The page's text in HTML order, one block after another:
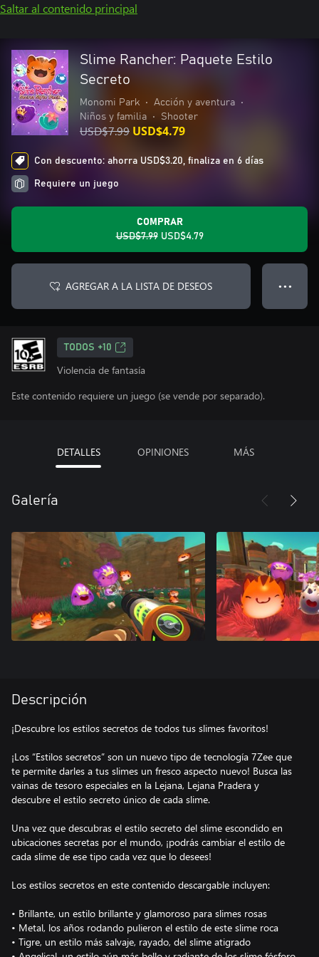
Saltar al contenido principal
Slime Rancher: Paquete Estilo
Secreto
Monomi Park • Acción y aventura
•
Niños y familia
• Shooter
USD$7.99 USD$4.79
Con descuento: ahorra USD$3.20, finaliza en 6 días
Requiere un juego
COMPRAR
USD$7.99 USD$4.79
AGREGAR A LA LISTA DE DESEOS ● ● ●
TODOS +10
Violencia de fantasía
Este contenido requiere un juego (se vende por separado).
DETALLES OPINIONES MÁS
Galería
Descripción
¡Descubre los estilos secretos de todos tus slimes favoritos!
¡Los “Estilos secretos” son un nuevo tipo de tecnología 7Zee que
te permite darles a tus slimes un fresco aspecto nuevo! Busca las
vainas de tesoro especiales en la Lejana, Lejana Pradera y
descubre el estilo secreto único de cada slime.
Una vez que descubras el estilo secreto del slime escondido en
ubicaciones secretas por el mundo, ¡podrás cambiar el estilo de
cada slime de ese tipo cada vez que lo desees!
Los estilos secretos en este contenido descargable incluyen:
• Brillante, un estilo brillante y glamoroso para slimes rosas
• Metal, los años rodando pulieron el estilo de este slime roca
• Tigre, un estilo más salvaje, rayado, del slime atigrado